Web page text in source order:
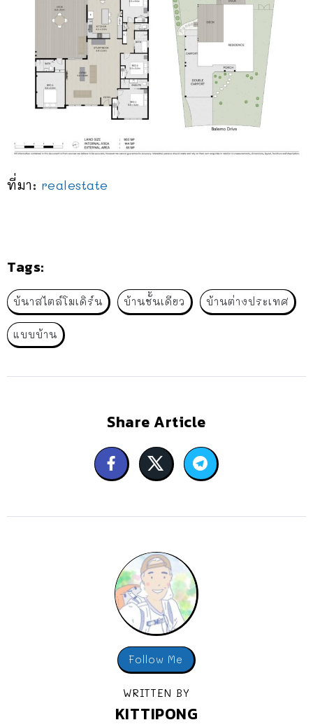
ที่มา: realestate
Tags:
บ้นาสไตล์โมเดิร์น บ้านชั้นเดียว บ้านต่างประเทศ
แบบบ้าน
Share Article
Follow Me
WRITTEN BY
KITTIPONG